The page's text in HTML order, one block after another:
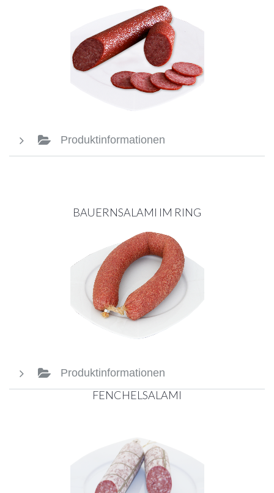
Produktinformationen
BAUERNSALAMI IM RING
Produktinformationen
FENCHELSALAMI